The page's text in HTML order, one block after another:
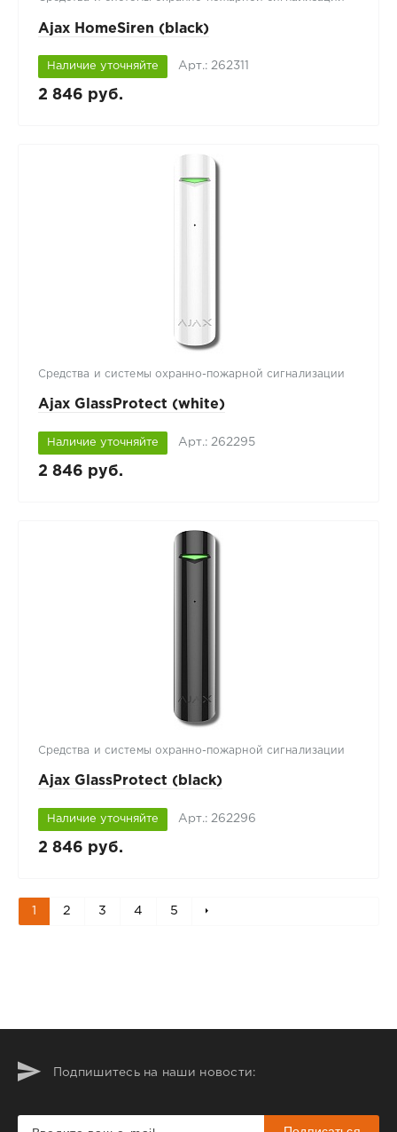
Ajax HomeSiren (black)
Наличие уточняйте Арт.: 262311
2 846 руб.
Средства и системы охранно-пожарной сигнализации
Ajax GlassProtect (white)
Наличие уточняйте Арт.: 262295
2 846 руб.
Средства и системы охранно-пожарной сигнализации
Ajax GlassProtect (black)
Наличие уточняйте Арт.: 262296
2 846 руб.
1 2 3 4 5
Подпишитесь на наши новости: